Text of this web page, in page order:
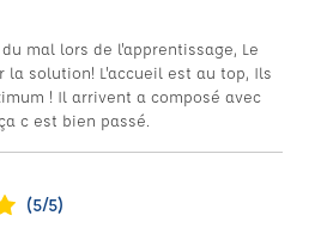
mal lors de l'apprentissage, Le
la solution! L'accueil est au top, Ils
! Il arrivent a composé avec
c est bien passé.
(5/5)